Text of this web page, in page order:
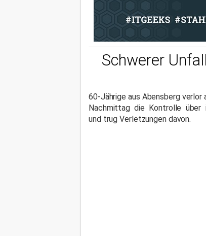
Schwerer
60-Jährige aus Abensberg verlor
Nachmittag die Kontrolle über
und trug Verletzungen davon.